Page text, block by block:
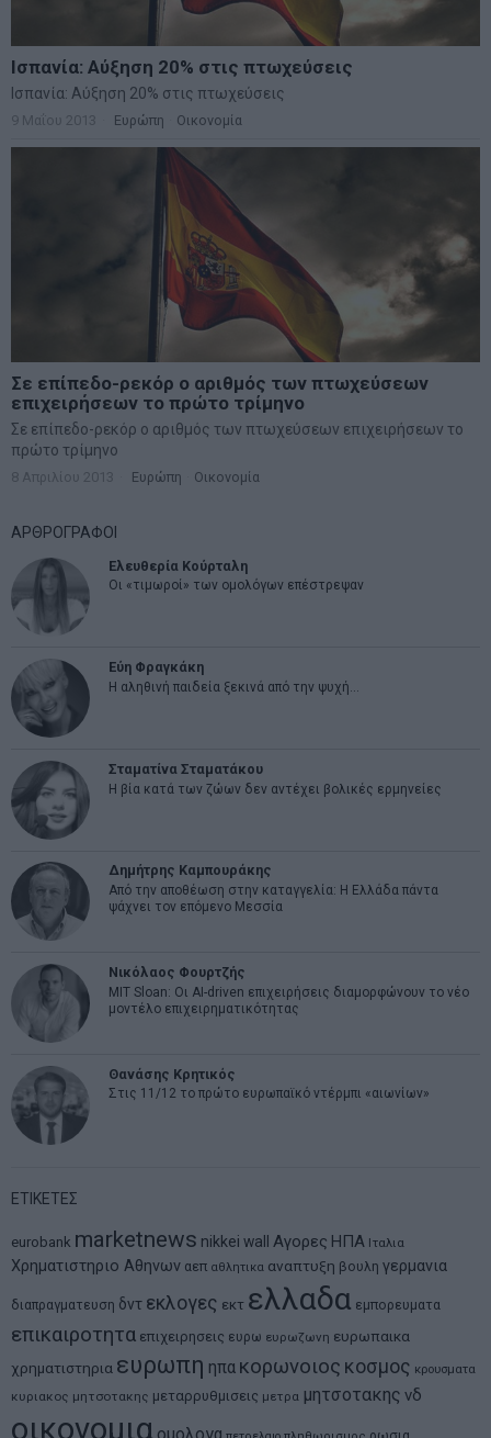
Ισπανία: Αύξηση 20% στις πτωχεύσεις
Ισπανία: Αύξηση 20% στις πτωχεύσεις
9 Μαΐου 2013 Ευρώπη Οικονομία
Σε επίπεδο-ρεκόρ ο αριθμός των πτωχεύσεων
επιχειρήσεων το πρώτο τρίμηνο
Σε επίπεδο-ρεκόρ ο αριθμός των πτωχεύσεων επιχειρήσεων το
πρώτο τρίμηνο
8 Απριλίου 2013 Ευρώπη Οικονομία
ΑΡΘΡΟΓΡΑΦΟΙ
Ελευθερία Κούρταλη
Οι «τιμωροί» των ομολόγων επέστρεψαν
Εύη Φραγκάκη
Η αληθινή παιδεία ξεκινά από την ψυχή…
Σταματίνα Σταματάκου
Η βία κατά των ζώων δεν αντέχει βολικές ερμηνείες
Δημήτρης Καμπουράκης
Από την αποθέωση στην καταγγελία: Η Ελλάδα πάντα
ψάχνει τον επόμενο Μεσσία
Νικόλαος Φουρτζής
MIT Sloan: Οι AI-driven επιχειρήσεις διαμορφώνουν το νέο
μοντέλο επιχειρηματικότητας
Θανάσης Κρητικός
Στις 11/12 το πρώτο ευρωπαϊκό ντέρμπι «αιωνίων»
ΕΤΙΚΕΤΕΣ
eurobank marketnews nikkei wall Αγορες ΗΠΑ Ιταλια
Χρηματιστηριο Αθηνων αεπ αθλητικα αναπτυξη βουλη γερμανια
διαπραγματευση δντ εκλογες εκτ ελλαδα εμπορευματα
επικαιροτητα επιχειρησεις ευρω ευρωζωνη ευρωπαικα
χρηματιστηρια ευρωπη ηπα κορωνοιος κοσμος κρουσματα
κυριακος μητσοτακης μεταρρυθμισεις μετρα μητσοτακης νδ
οικονομια